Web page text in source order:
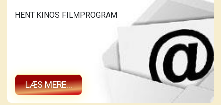
HENT KINOS FILMPROGRAM
LÆS MERE...